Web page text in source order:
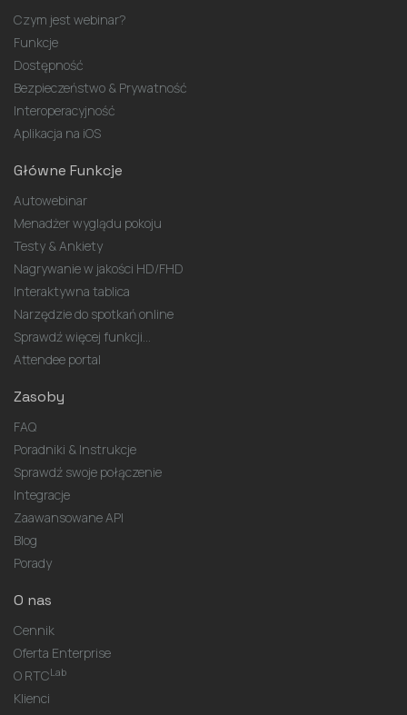
Czym jest webinar?
Funkcje
Dostępność
Bezpieczeństwo & Prywatność
Interoperacyjność
Aplikacja na iOS
Główne Funkcje
Autowebinar
Menadżer wyglądu pokoju
Testy & Ankiety
Nagrywanie w jakości HD/FHD
Interaktywna tablica
Narzędzie do spotkań online
Sprawdź więcej funkcji...
Attendee portal
Zasoby
FAQ
Poradniki & Instrukcje
Sprawdź swoje połączenie
Integracje
Zaawansowane API
Blog
Porady
O nas
Cennik
Oferta Enterprise
O RTCLab
Klienci